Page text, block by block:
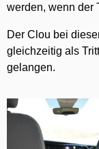
werden, wenn der
Der Clou bei
gleichzeitig als
gelangen.